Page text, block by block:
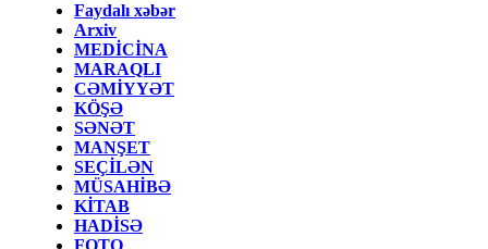
Faydalı xəbər
Arxiv
MEDİCİNA
MARAQLI
CƏMİYYƏT
KÖŞƏ
SƏNƏT
MANŞET
SEÇİLƏN
MÜSAHİBƏ
KİTAB
HADİSƏ
FOTO